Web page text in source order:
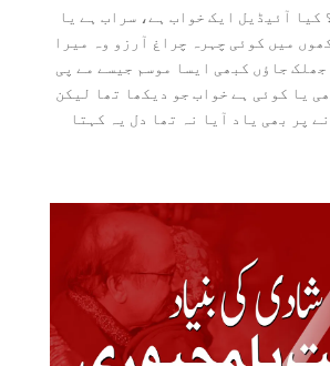
کیا آئیڈیل ایک خواب ہے، سراب ہے یا
میں کوئی چہرہ چراغ آرزو وہ میرا
جاؤں کبھی ایسا موسم جیسے مے پی
یا کوئی ہے خواب جو دیکھا تھا لیکن
پر بھی یاد آیا نہ تھا دل یہ کہتا